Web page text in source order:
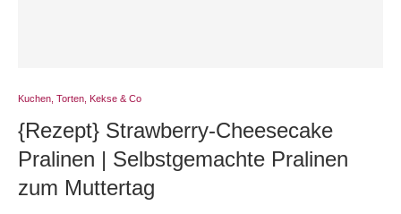
Kuchen, Torten, Kekse & Co
{Rezept} Strawberry-Cheesecake
Pralinen | Selbstgemachte Pralinen
zum Muttertag